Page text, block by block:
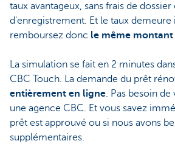
taux avantageux, sans frais de dossier
d'enregistrement. Et le taux demeure
remboursez donc le même montant
La simulation se fait en 2 minutes
CBC Touch. La demande du prêt
entièrement en ligne. Pas besoin
une agence CBC. Et vous savez
prêt est approuvé ou si nous avons
supplémentaires.